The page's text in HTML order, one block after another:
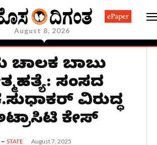
August 8, 2026
ePaper
ಚಾಲಕ ಬಾಬು
ಸಂಸದ
ವಿರುದ್ಧ
ಕೇಸ್​
STATE August 7, 2025